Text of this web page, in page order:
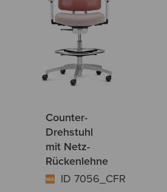
Counter-
Drehstuhl
mit Netz-
Rückenlehne
ID 7056_CFR